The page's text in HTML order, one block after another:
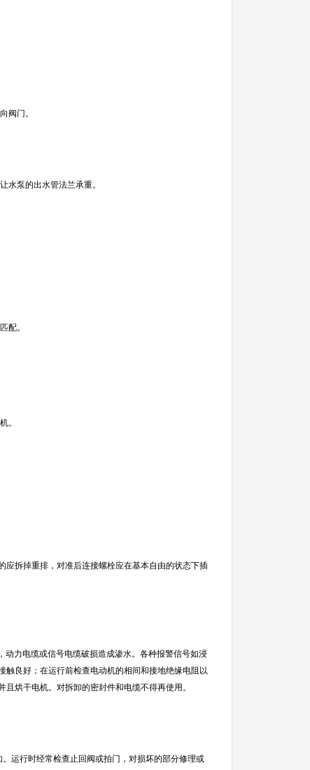
阀门。
水泵的出水管法兰承重。
配。
。
拆掉重排，对准后连接螺栓应在基本自由的状态下插
动力电缆或信号电缆破损造成渗水。各种报警信号如浸
良好；在运行前检查电动机的相间和接地绝缘电阻以
烘干电机。对拆卸的密封件和电缆不得再使用。
运行时经常检查止回阀或拍门，对损坏的部分修理或